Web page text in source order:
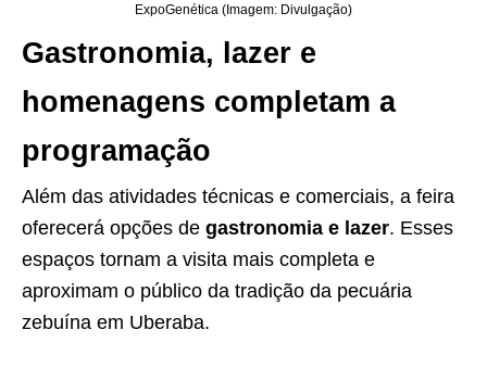
ExpoGenética (Imagem: Divulgação)
Gastronomia, lazer e
homenagens completam a
programação
Além das atividades técnicas e comerciais, a feira
oferecerá opções de gastronomia e lazer. Esses
espaços tornam a visita mais completa e
aproximam o público da tradição da pecuária
zebuína em Uberaba.